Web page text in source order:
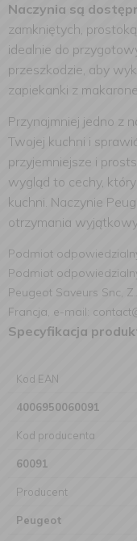
Naczynia są
zamkniętych,
idealnie do
przeszkodzie, aby
zapiekanki z
Przynajmniej jedno z
Twojej kuchni i
przyjemniejsze i
wygląd to cechy,
kuchni. Naczynie
otrzymania
Podmiot
Podmiot
Peugeot Saveurs Snc,
Francja, e-mail:
Specyfikacja
Kod EAN
4006950060091
Kod producenta
60091
Producent
Peugeot